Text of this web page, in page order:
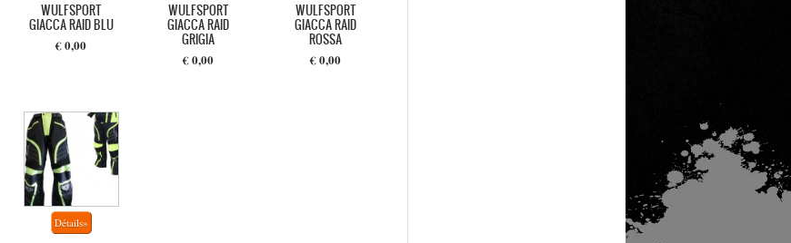
WULFSPORT
GIACCA RAID BLU
€ 0,00
WULFSPORT
GIACCA RAID
GRIGIA
€ 0,00
WULFSPORT
GIACCA RAID
ROSSA
€ 0,00